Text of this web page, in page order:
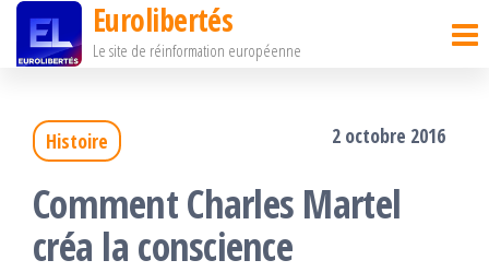
Passer
Eurolibertés
Le site de réinformation européenne
Histoire 2 octobre 2016
Comment Charles Martel
créa la conscience